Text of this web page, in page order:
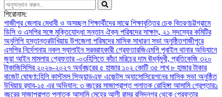
শিরোনাম:
গাজীপুর জেলার মেধাবী ও অসচ্ছল শিক্ষার্থীদের মাঝে শিক্ষাবৃত্তির চেক বিতরণচট্টগ্রামে
ডিসি ও এসপির সঙ্গে মুক্তিযোদ্ধা সন্তান ঐক্য পরিষদের সাক্ষাৎ, ২১ সদস্যের কমিটির
অনুলিপি হস্তান্তরউখিয়ায় উপজেলা পরিষদের মাসিক সাধারণ সভা অনুষ্ঠিতগাজীপুরে
এসপির নির্দেশনায় নকল স্যালাইন সরবরাহকারী গ্রেফতারজিএমপি পূবাইল থানার অভিযানে
জুয়া আইন মামলায় গ্রেফতার -০৩হিলিতে কাঁচা মরিচের দাম ঊর্ধ্বমুখী, প্রতিকেজি ৩২০
টাকাজিসিসির ২০২৬-২০২৭ অর্থবছরের ৫ হাজার ১০২ কোটি ৩৫ লাখ ৮ হাজার টাকার
বাজেট ঘোষণা:হিলি কাস্টমস সিঅ্যান্ডএফ এজেন্টস অ্যাসোসিয়েশনের মাসিক সভা অনুষ্ঠিত
উখিয়ায় র‍্যাব-১৫ এর অভিযান: ৩ বছরের সাজাপ্রাপ্ত পলাতক রোহিঙ্গা আসামি গ্রেপ্তার১
বছরের সাজাপ্রাপ্ত পলাতক আসামি মেহের আলী রামুর রসিদনগর থেকে গ্রেফতার ‎